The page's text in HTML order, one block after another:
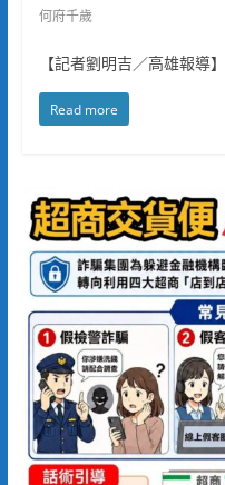
何府千歲
【記者劉明吉／高雄報導
Read more